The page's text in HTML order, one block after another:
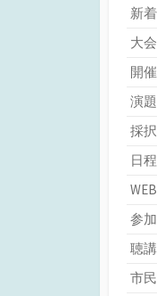
新
大
開
演
採
日
参
聴
市